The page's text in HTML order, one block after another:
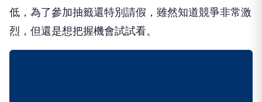
低，為了參加抽籤還特別請假，雖然知道競爭非常激
烈，但還是想把握機會試試看。